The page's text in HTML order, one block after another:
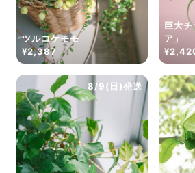
ツルコケモモ
¥2,387
巨大
ア」
8/9(日)発送